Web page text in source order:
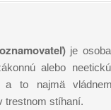
je
alebo
a to najmä
trestnom stíhaní.